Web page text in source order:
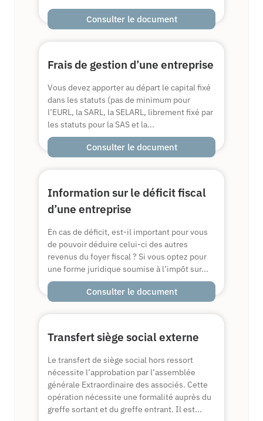
Consulter le document
Frais de gestion d’une entreprise
Vous devez apporter au départ le capital fixé
dans les statuts (pas de minimum pour
l’EURL, la SARL, la SELARL, librement fixé par
les statuts pour la SAS et la...
Consulter le document
Information sur le déficit fiscal
d’une entreprise
En cas de déficit, est-il important pour vous
de pouvoir déduire celui-ci des autres
revenus du foyer fiscal ? Si vous optez pour
une forme juridique soumise à l’impôt sur...
Consulter le document
Transfert siège social externe
Le transfert de siège social hors ressort
nécessite l’approbation par l’assemblée
générale Extraordinaire des associés. Cette
opération nécessite une formalité auprès du
greffe sortant et du greffe entrant. Il est...